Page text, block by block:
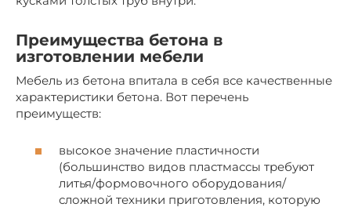
Преимущества бетона в
изготовлении мебели
Мебель из бетона впитала в себя все качественные
характеристики бетона. Вот перечень
преимуществ:
высокое значение пластичности
(большинство видов пластмассы требуют
литья/формовочного оборудования/
сложной техники приготовления, которую